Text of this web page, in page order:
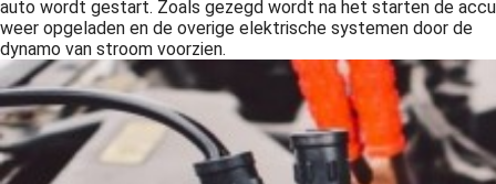
auto wordt gestart. Zoals gezegd wordt na het starten de accu
weer opgeladen en de overige elektrische systemen door de
dynamo van stroom voorzien.